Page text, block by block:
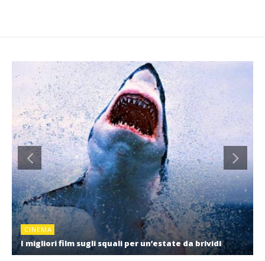
CINEMA
I migliori film sugli squali per un’estate da brividi